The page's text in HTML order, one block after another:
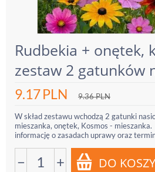
Rudbekia + onętek,
zestaw 2 gatunków
9.17PLN 9.36PLN
W skład zestawu wchodzą 2 gatunki
mieszanka, onętek, Kosmos -
informację o zasadach uprawy oraz
− +